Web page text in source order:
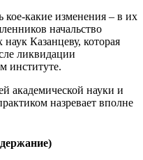
какие изменения – в их
начальство
Казанцеву, которая
ликвидации
институте.
академической науки и
назревает вполне